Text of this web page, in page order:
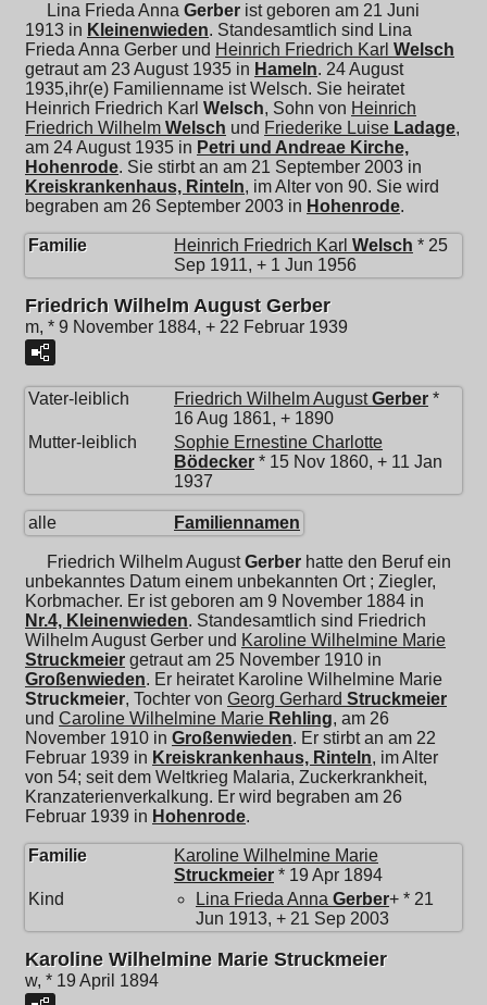
Lina Frieda Anna Gerber ist geboren am 21 Juni
1913 in Kleinenwieden. Standesamtlich sind Lina
Frieda Anna Gerber und Heinrich Friedrich Karl Welsch
getraut am 23 August 1935 in Hameln. 24 August
1935,ihr(e) Familienname ist Welsch. Sie heiratet
Heinrich Friedrich Karl Welsch, Sohn von Heinrich
Friedrich Wilhelm Welsch und Friederike Luise Ladage,
am 24 August 1935 in Petri und Andreae Kirche,
Hohenrode. Sie stirbt an am 21 September 2003 in
Kreiskrankenhaus, Rinteln, im Alter von 90. Sie wird
begraben am 26 September 2003 in Hohenrode.
Familie Heinrich Friedrich Karl Welsch * 25
Sep 1911, + 1 Jun 1956
Friedrich Wilhelm August Gerber
m, * 9 November 1884, + 22 Februar 1939
Vater-leiblich Friedrich Wilhelm August Gerber *
16 Aug 1861, + 1890
Mutter-leiblich
Sophie Ernestine Charlotte
Bödecker * 15 Nov 1860, + 11 Jan
1937
alle Familiennamen
Friedrich Wilhelm August Gerber hatte den Beruf ein
unbekanntes Datum einem unbekannten Ort ; Ziegler,
Korbmacher. Er ist geboren am 9 November 1884 in
Nr.4, Kleinenwieden. Standesamtlich sind Friedrich
Wilhelm August Gerber und Karoline Wilhelmine Marie
Struckmeier getraut am 25 November 1910 in
Großenwieden. Er heiratet Karoline Wilhelmine Marie
Struckmeier, Tochter von Georg Gerhard Struckmeier
und Caroline Wilhelmine Marie Rehling, am 26
November 1910 in Großenwieden. Er stirbt an am 22
Februar 1939 in Kreiskrankenhaus, Rinteln, im Alter
von 54; seit dem Weltkrieg Malaria, Zuckerkrankheit,
Kranzaterienverkalkung. Er wird begraben am 26
Februar 1939 in Hohenrode.
Familie
Karoline Wilhelmine Marie
Struckmeier * 19 Apr 1894
Kind
Lina Frieda Anna Gerber+ * 21
Jun 1913, + 21 Sep 2003
Karoline Wilhelmine Marie Struckmeier
w, * 19 April 1894